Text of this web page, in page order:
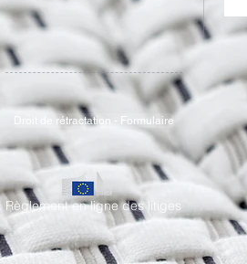
Droit de rétractation - Formulaire
Règlement en ligne des litiges